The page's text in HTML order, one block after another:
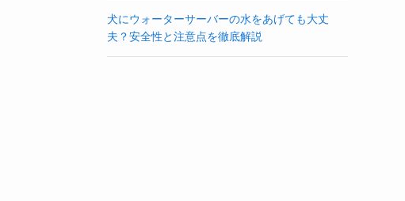
犬にウォーターサーバーの水をあげても大丈
夫？安全性と注意点を徹底解説